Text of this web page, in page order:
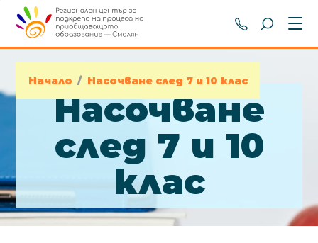
+359 301
Начало / Насочване след 7 и 10 клас
Насочване
след 7 и 10
клас